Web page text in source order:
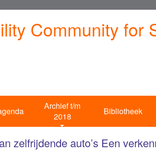
Community for
Archief t/m
2018
Bibliotheek
zelfrijdende auto’s Een